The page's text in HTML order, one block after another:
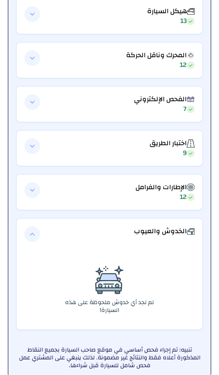
هيكل السيارة
13
المحرك وناقل الحركة
12
الفحص الإلكتروني
7
اختبار الطريق
9
الإطارات والفرامل
12
الخدوش والعيوب
لم نجد أي خدوش ملحوظة على هذه
السيارة!
تنبيه: تم إجراء فحص أساسي في موقع صاحب السيارة بجميع النقاط
المذكورة أعلاه فقط والنتائج غير مضمونة. لذلك ينبغي على المشتري عمل
فحص شامل للسيارة قبل شراءها.